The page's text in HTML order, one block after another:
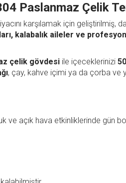
Paslanmaz Çelik
karşılamak için geliştirilmiş,
kalabalık aileler ve
çelik gövdesi ile içeceklerinizi
, çay, kahve içimi ya da çorba ve
açık hava etkinliklerinde gün